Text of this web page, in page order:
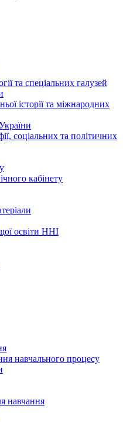
та спеціальних галузей
історії та міжнародних
соціальних та політичних
кабінету
освіти ННІ
навчального процесу
навчання